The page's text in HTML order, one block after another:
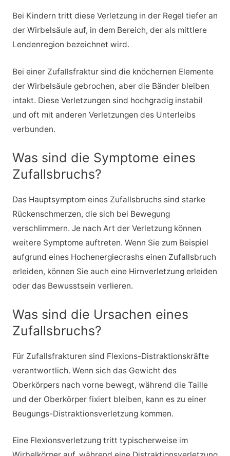
Bei Kindern tritt diese Verletzung in der Regel tiefer an
der Wirbelsäule auf, in dem Bereich, der als mittlere
Lendenregion bezeichnet wird.
Bei einer Zufallsfraktur sind die knöchernen Elemente
der Wirbelsäule gebrochen, aber die Bänder bleiben
intakt. Diese Verletzungen sind hochgradig instabil
und oft mit anderen Verletzungen des Unterleibs
verbunden.
Was sind die Symptome eines
Zufallsbruchs?
Das Hauptsymptom eines Zufallsbruchs sind starke
Rückenschmerzen, die sich bei Bewegung
verschlimmern. Je nach Art der Verletzung können
weitere Symptome auftreten. Wenn Sie zum Beispiel
aufgrund eines Hochenergiecrashs einen Zufallsbruch
erleiden, können Sie auch eine Hirnverletzung erleiden
oder das Bewusstsein verlieren.
Was sind die Ursachen eines
Zufallsbruchs?
Für Zufallsfrakturen sind Flexions-Distraktionskräfte
verantwortlich. Wenn sich das Gewicht des
Oberkörpers nach vorne bewegt, während die Taille
und der Oberkörper fixiert bleiben, kann es zu einer
Beugungs-Distraktionsverletzung kommen.
Eine Flexionsverletzung tritt typischerweise im